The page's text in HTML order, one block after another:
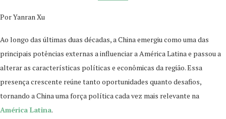
Por Yanran Xu
Ao longo das últimas duas décadas, a China emergiu como uma das
principais potências externas a influenciar a América Latina e passou a
alterar as características políticas e econômicas da região. Essa
presença crescente reúne tanto oportunidades quanto desafios,
tornando a China uma força política cada vez mais relevante na
América Latina.